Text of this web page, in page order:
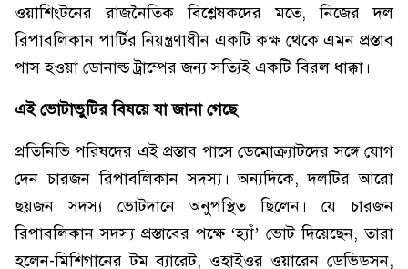
ওয়াশিংটনের রাজনৈতিক বিশ্লেষকদের মতে, নিজের দল
রিপাবলিকান পার্টির নিয়ন্ত্রণাধীন একটি কক্ষ থেকে এমন প্রস্তাব
পাস হওয়া ডোনাল্ড ট্রাম্পের জন্য সত্যিই একটি বিরল ধাক্কা।
এই ভোটাভুটির বিষয়ে যা জানা গেছে
প্রতিনিভি পরিষদের এই প্রস্তাব পাসে ডেমোক্র্যাটদের সঙ্গে যোগ
দেন চারজন রিপাবলিকান সদস্য। অন্যদিকে, দলটির আরো
ছয়জন সদস্য ভোটদানে অনুপস্থিত ছিলেন। যে চারজন
রিপাবলিকান সদস্য প্রস্তাবের পক্ষে ‘হ্যাঁ’ ভোট দিয়েছেন, তারা
হলেন-মিশিগানের টম ব্যারেট, ওহাইওর ওয়ারেন ডেভিডসন,